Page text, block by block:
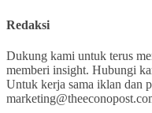
Redaksi
Dukung kami untuk terus
memberi insight. Hubungi
Untuk kerja sama iklan dan